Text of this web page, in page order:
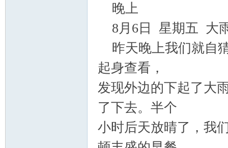
晚上
8月 6日 星期五 大
昨天晚上我们就自
起身查看，
发现外边的下起了大
了下去。半个
小时后天放晴了，我